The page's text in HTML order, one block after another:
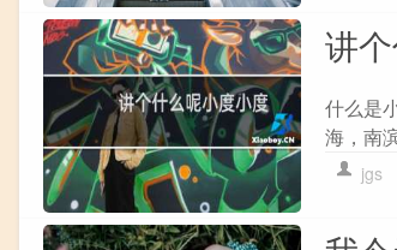
讲
什么是
海，南
jgs